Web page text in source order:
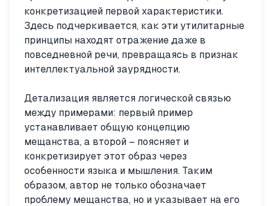
конкретизацией первой характеристики.
Здесь подчеркивается, как эти утилитарные
принципы находят отражение даже в
повседневной речи, превращаясь в признак
интеллектуальной заурядности.
Детализация является логической связью
между примерами: первый пример
устанавливает общую концепцию
мещанства, а второй – поясняет и
конкретизирует этот образ через
особенности языка и мышления. Таким
образом, автор не только обозначает
проблему мещанства, но и указывает на его